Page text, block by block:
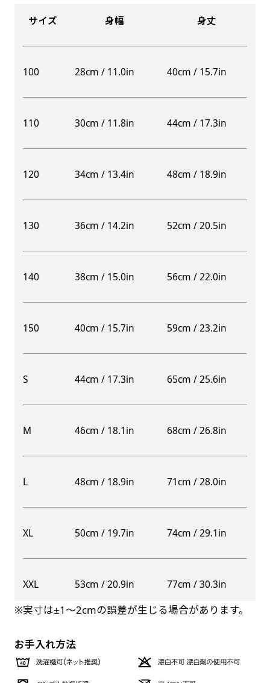
サイズ 身幅 身丈
100 28cm / 11.0in 40cm / 15.7in
110 30cm / 11.8in 44cm / 17.3in
120 34cm / 13.4in 48cm / 18.9in
130 36cm / 14.2in 52cm / 20.5in
140 38cm / 15.0in 56cm / 22.0in
150 40cm / 15.7in 59cm / 23.2in
S 44cm / 17.3in 65cm / 25.6in
M 46cm / 18.1in 68cm / 26.8in
L 48cm / 18.9in 71cm / 28.0in
XL 50cm / 19.7in 74cm / 29.1in
XXL 53cm / 20.9in 77cm / 30.3in
※実寸は±1〜2cmの誤差が生じる場合があります。
お手入れ方法